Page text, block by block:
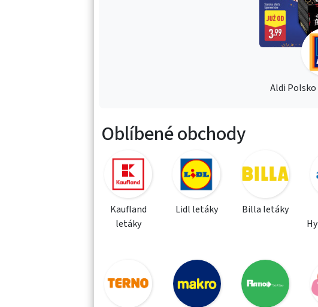
Aldi
Oblíbené obchody
Kaufland
letáky
Lidl letáky Billa letáky